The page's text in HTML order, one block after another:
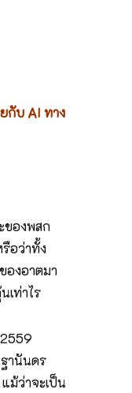
กับ AI ทาง
ของพสก
อว่าทั้ง
องอาตมา
เท่าไร
านันดร
ม้ว่าจะเป็น